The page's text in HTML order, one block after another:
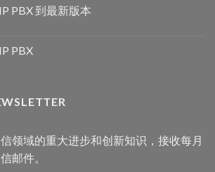
PBX 到最新版本
PBX
领域的重大进步和创新知识，接收每月
邮件。